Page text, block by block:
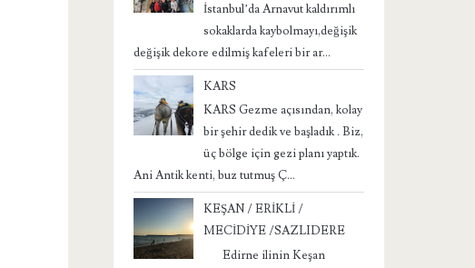
İstanbul’da Arnavut kaldırımlı
sokaklarda kaybolmayı,değişik
değişik dekore edilmiş kafeleri bir ar...
KARS
KARS Gezme açısından, kolay
bir şehir dedik ve başladık . Biz,
üç bölge için gezi planı yaptık.
Ani Antik kenti, buz tutmuş Ç...
KEŞAN / ERİKLİ /
MECİDİYE /SAZLIDERE
Edirne ilinin Keşan